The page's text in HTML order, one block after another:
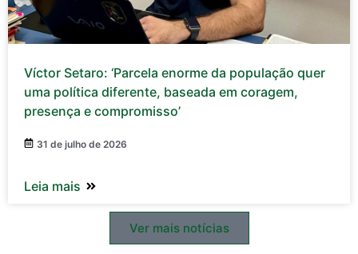
Víctor Setaro: ‘Parcela enorme da população quer
uma política diferente, baseada em coragem,
presença e compromisso’
31 de julho de 2026
Leia mais
Ver mais notícias